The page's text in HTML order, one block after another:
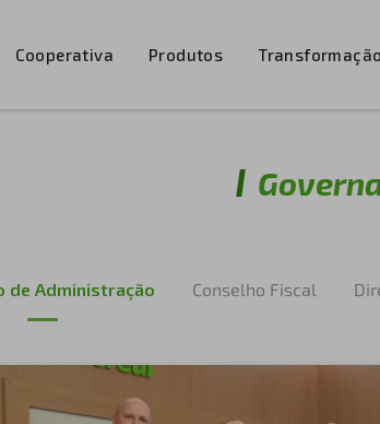
Cooperativa Produtos
de Administração Conselho Fiscal